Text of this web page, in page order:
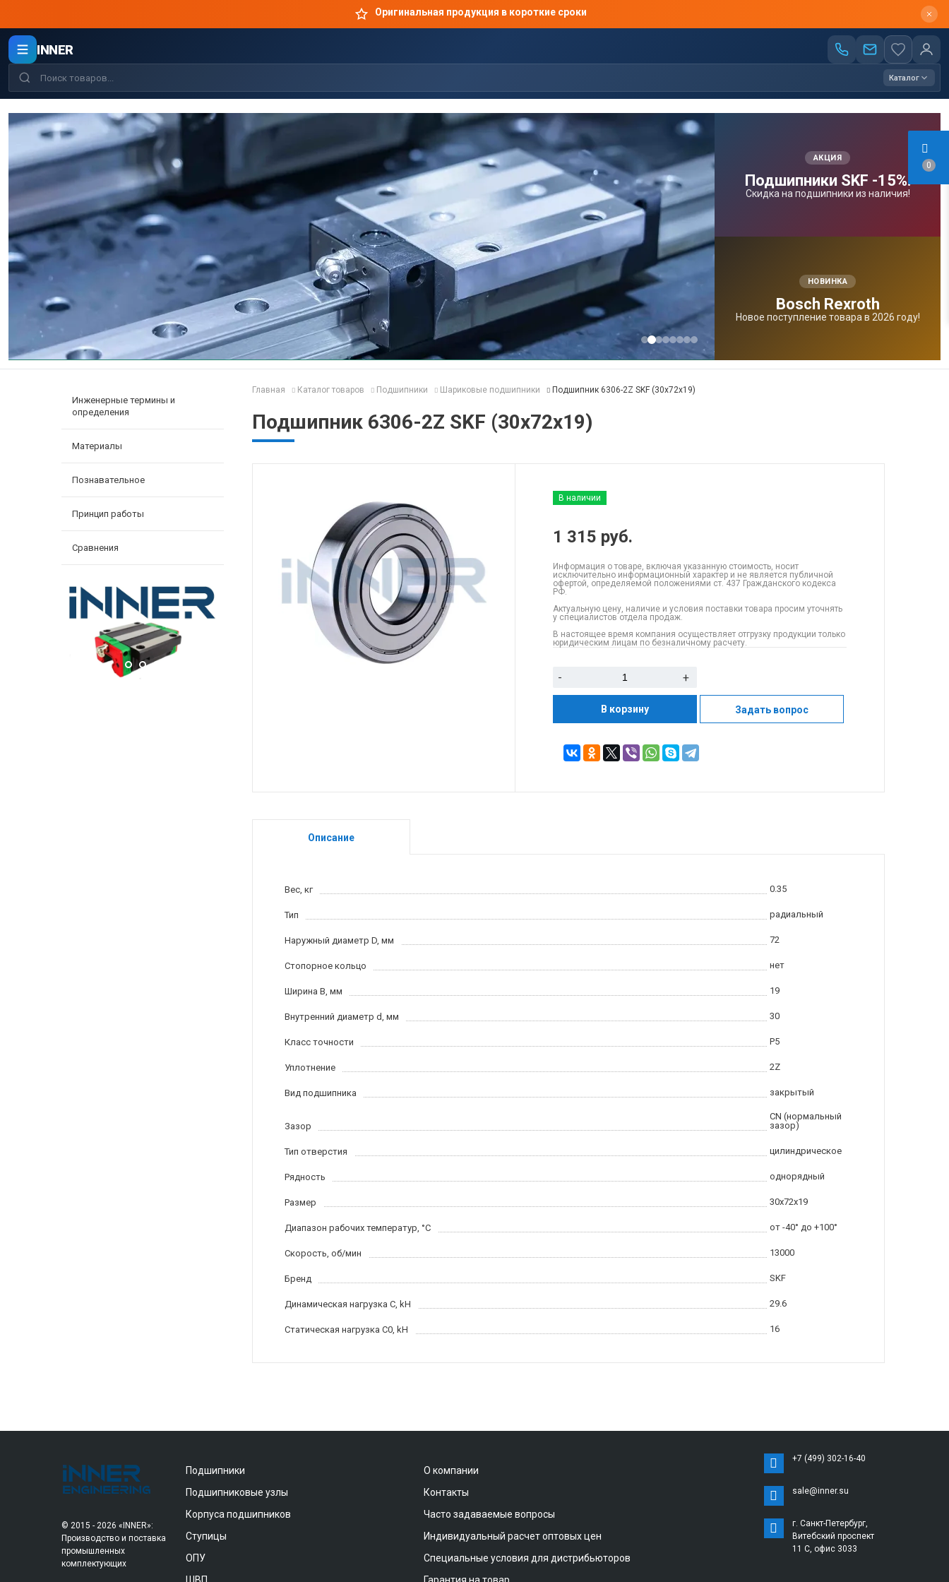
0
Оригинальная продукция в короткие сроки
INNER
Каталог
АКЦИЯ
Подшипники SKF -15%!
Скидка на подшипники из наличия!
НОВИНКА
Bosсh Rexroth
Новое поступление товара в 2026 году!
Инженерные термины и
определения
Материалы
Познавательное
Принцип работы
Сравнения
Главная Каталог товаров Подшипники Шариковые подшипники Подшипник 6306-2Z SKF (30x72x19)
Подшипник 6306-2Z SKF (30x72x19)
В наличии
1 315 руб.
Информация о товаре, включая указанную стоимость, носит
исключительно информационный характер и не является публичной
офертой, определяемой положениями ст. 437 Гражданского кодекса
РФ.
Актуальную цену, наличие и условия поставки товара просим уточнять
у специалистов отдела продаж.
В настоящее время компания осуществляет отгрузку продукции только
юридическим лицам по безналичному расчету.
- +
В корзину Задать вопрос
Описание
Вес, кг 0.35
Тип радиальный
Наружный диаметр D, мм 72
Стопорное кольцо нет
Ширина B, мм 19
Внутренний диаметр d, мм 30
Класс точности P5
Уплотнение 2Z
Вид подшипника закрытый
Зазор
CN (нормальный
зазор)
Тип отверстия цилиндрическое
Рядность однорядный
Размер 30x72x19
Диапазон рабочих температур, °C от -40° до +100°
Скорость, об/мин 13000
Бренд SKF
Динамическая нагрузка C, kН 29.6
Статическая нагрузка C0, kH 16
© 2015 - 2026 «INNER»:
Производство и поставка
промышленных
комплектующих
Подшипники
Подшипниковые узлы
Корпуса подшипников
Ступицы
ОПУ
О компании
Контакты
Часто задаваемые вопросы
Индивидуальный расчет оптовых цен
Специальные условия для дистрибьюторов
+7 (499) 302-16-40
sale@inner.su
г. Санкт-Петербург,
Витебский проспект
11 С, офис 3033